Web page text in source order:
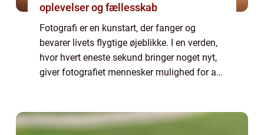
oplevelser og fællesskab
Fotografi er en kunstart, der fanger og
bevarer livets flygtige øjeblikke. I en verden,
hvor hvert eneste sekund bringer noget nyt,
giver fotografiet mennesker mulighed for at